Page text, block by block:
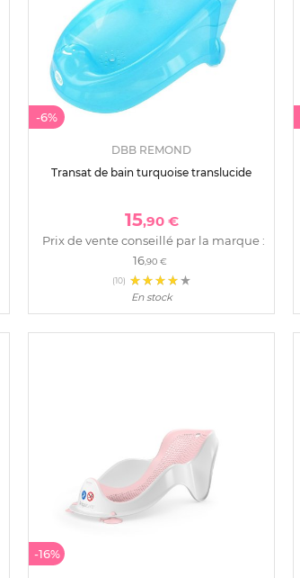
-6%
DBB REMOND
Transat de bain turquoise translucide
15,90 €
Prix de vente conseillé par la marque :
16,90 €
(10)
En stock
-16%